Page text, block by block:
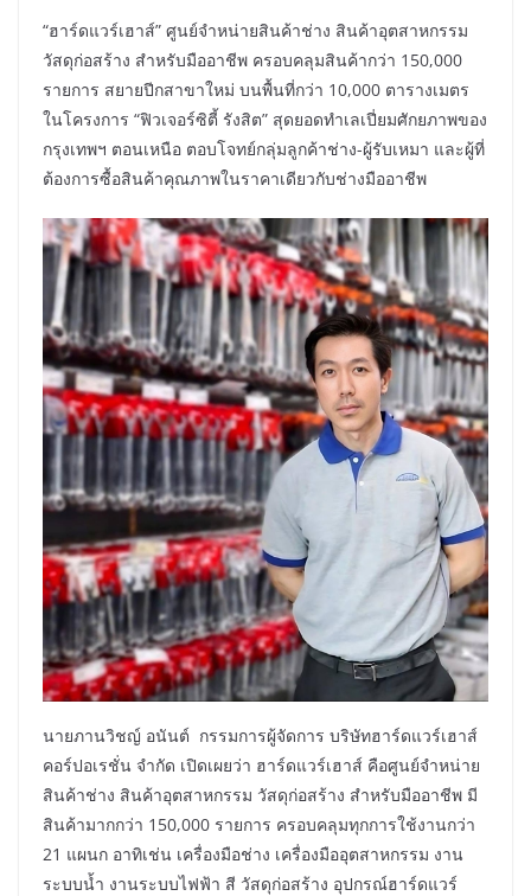
“ฮาร์ดแวร์เฮาส์” ศูนย์จำหน่ายสินค้าช่าง สินค้าอุตสาหกรรม
วัสดุก่อสร้าง สำหรับมืออาชีพ ครอบคลุมสินค้ากว่า 150,000
รายการ สยายปีกสาขาใหม่ บนพื้นที่กว่า 10,000 ตารางเมตร
ในโครงการ “ฟิวเจอร์ซิตี้ รังสิต” สุดยอดทำเลเปี่ยมศักยภาพของ
กรุงเทพฯ ตอนเหนือ ตอบโจทย์กลุ่มลูกค้าช่าง-ผู้รับเหมา และผู้ที่
ต้องการซื้อสินค้าคุณภาพในราคาเดียวกับช่างมืออาชีพ
นายภานวิชญ์ อนันต์ กรรมการผู้จัดการ บริษัทฮาร์ดแวร์เฮาส์
คอร์ปอเรชั่น จำกัด เปิดเผยว่า ฮาร์ดแวร์เฮาส์ คือศูนย์จำหน่าย
สินค้าช่าง สินค้าอุตสาหกรรม วัสดุก่อสร้าง สำหรับมืออาชีพ มี
สินค้ามากกว่า 150,000 รายการ ครอบคลุมทุกการใช้งานกว่า
21 แผนก อาทิเช่น เครื่องมือช่าง เครื่องมืออุตสาหกรรม งาน
ระบบน้ำ งานระบบไฟฟ้า สี วัสดุก่อสร้าง อุปกรณ์ฮาร์ดแวร์